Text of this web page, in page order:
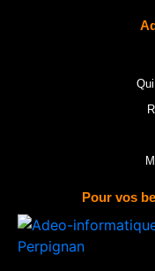
Pour vos